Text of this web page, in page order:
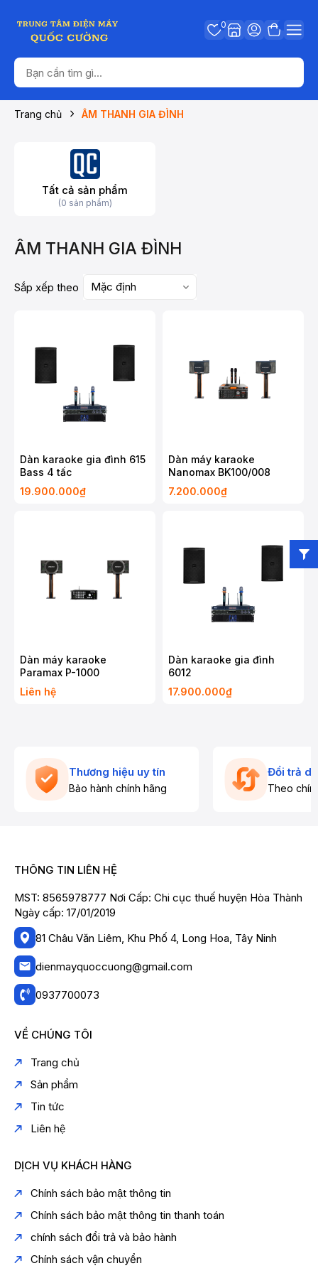
0
Trang chủ ÂM THANH GIA ĐÌNH
Tất cả sản phẩm
(0 sản phẩm)
ÂM THANH GIA ĐÌNH
Sắp xếp theo Mặc định
Dàn karaoke gia đình 615
Bass 4 tấc
19.900.000₫
Dàn máy karaoke
Nanomax BK100/008
7.200.000₫
Dàn máy karaoke
Paramax P-1000
Liên hệ
Dàn karaoke gia đình
6012
17.900.000₫
Thương hiệu uy tín
Bảo hành chính hãng
Đổi trả
Theo
THÔNG TIN LIÊN HỆ
MST: 8565978777 Nơi Cấp: Chi cục thuế huyện Hòa Thành
Ngày cấp: 17/01/2019
81 Châu Văn Liêm, Khu Phố 4, Long Hoa, Tây Ninh
dienmayquoccuong@gmail.com
0937700073
VỀ CHÚNG TÔI
Trang chủ
Sản phẩm
Tin tức
Liên hệ
DỊCH VỤ KHÁCH HÀNG
Chính sách bảo mật thông tin
Chính sách bảo mật thông tin thanh toán
chính sách đổi trả và bảo hành
Chính sách vận chuyển